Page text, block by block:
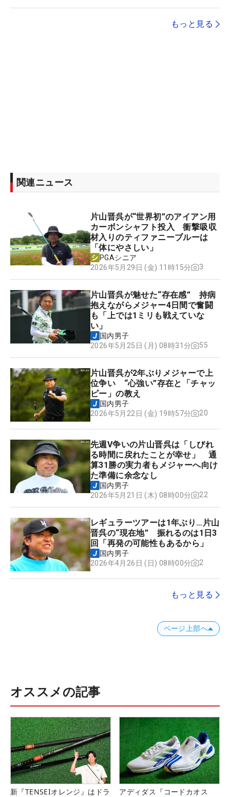
もっと見る
関連ニュース
片山晋呉が“世界初”のアイアン用
カーボンシャフト投入 衝撃吸収
材入りのティファニーブルーは
「体にやさしい」
PGAシニア
2026年5月29日 (金) 11時15分
3
片山晋呉が魅せた“存在感” 持病
抱えながらメジャー4日間で奮闘
も「上では1ミリも戦えていな
い」
国内男子
2026年5月25日 (月) 08時31分
55
片山晋呉が2年ぶりメジャーで上
位争い “心強い”存在と「チャッ
ピー」の教え
国内男子
2026年5月22日 (金) 19時57分
20
先週V争いの片山晋呉は「しびれ
る時間に戻れたことが幸せ」 通
算31勝の実力者もメジャーへ向け
た準備に余念なし
国内男子
2026年5月21日 (木) 08時00分
22
レギュラーツアーは1年ぶり…片山
晋呉の“現在地” 振れるのは1日3
回「再発の可能性もあるから」
国内男子
2026年4月26日 (日) 08時00分
2
もっと見る
ページ上部へ
オススメの記事
新『TENSEIオレンジ』はドラ アディダス『コードカオス